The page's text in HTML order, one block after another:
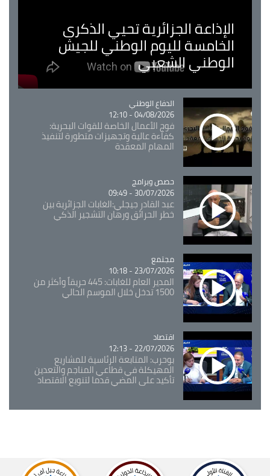
الإذاعة الجزائرية تحيي الذكرى
الخامسة لليوم الوطني للجيش
الوطني الشعبي
Catégorie
الدفاع الوطني
04/08/2026 - 12:10
فوج الأعمال الخاصة للقوات البحرية:
كفاءة عالية وتجهيزات متطورة لتنفيذ
المهام المعقدة
Catégorie
حصص وبرامج
30/07/2026 - 09:49
عبد القادر جيجلي:الغابات الجزائرية بين
خطر الحرائق ورهان التشجير الذكي
Catégorie
مجتمع
23/07/2026 - 10:18
المدير العام للغابات: 445 حريقاً وأكثر من
1500 تدخل خلال الموسم الحالي
Catégorie
اقتصاد
22/07/2026 - 12:13
بوحرب: المتابعة الرئاسية للمشاريع
المهيكلة في قطاعي المناجم والتعدين
تأكيد على المضي قدما لتنويع الاقتصاد